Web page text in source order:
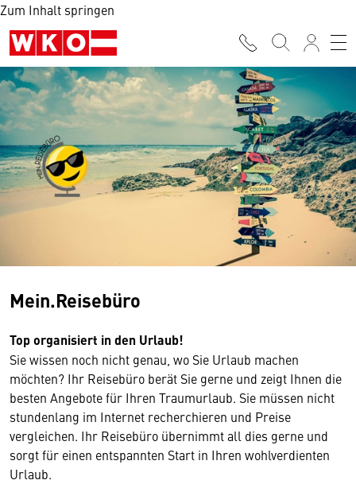
Zum Inhalt springen
Mein.Reisebüro
Top organisiert in den Urlaub!
Sie wissen noch nicht genau, wo Sie Urlaub machen
möchten? Ihr Reisebüro berät Sie gerne und zeigt Ihnen die
besten Angebote für Ihren Traumurlaub. Sie müssen nicht
stundenlang im Internet recherchieren und Preise
vergleichen. Ihr Reisebüro übernimmt all dies gerne und
sorgt für einen entspannten Start in Ihren wohlverdienten
Urlaub.